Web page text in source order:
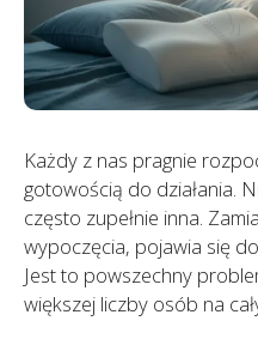
Każdy z nas pragnie
gotowością do działania.
często zupełnie inna.
wypoczęcia, pojawia się
Jest to powszechny
większej liczby osób na